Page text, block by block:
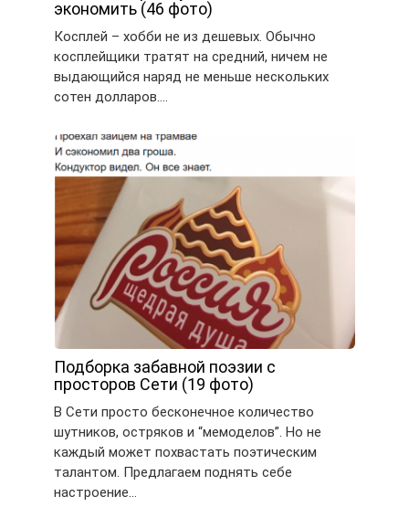
экономить (46 фото)
Косплей – хобби не из дешевых. Обычно
косплейщики тратят на средний, ничем не
выдающийся наряд не меньше нескольких
сотен долларов….
Подборка забавной поэзии с
просторов Сети (19 фото)
В Сети просто бесконечное количество
шутников, остряков и “мемоделов”. Но не
каждый может похвастать поэтическим
талантом. Предлагаем поднять себе
настроение…